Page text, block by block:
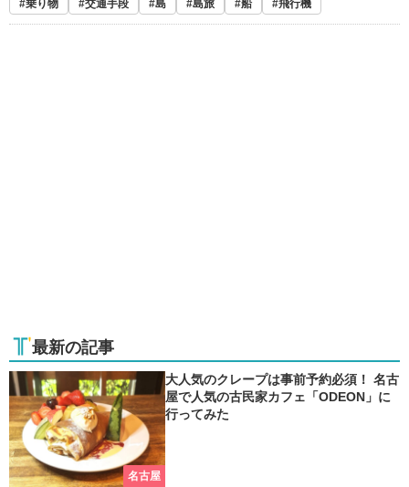
乗り物 交通手段 島 島旅 船 飛行機
最新の記事
名古屋
大人気のクレープは事前予約必須！ 名古
屋で人気の古民家カフェ「ODEON」に
行ってみた